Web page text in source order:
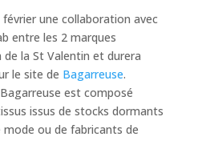
une collaboration avec
entre les 2 marques
la St Valentin et durera
le site de Bagarreuse.
est composé
issus de stocks dormants
ou de fabricants de